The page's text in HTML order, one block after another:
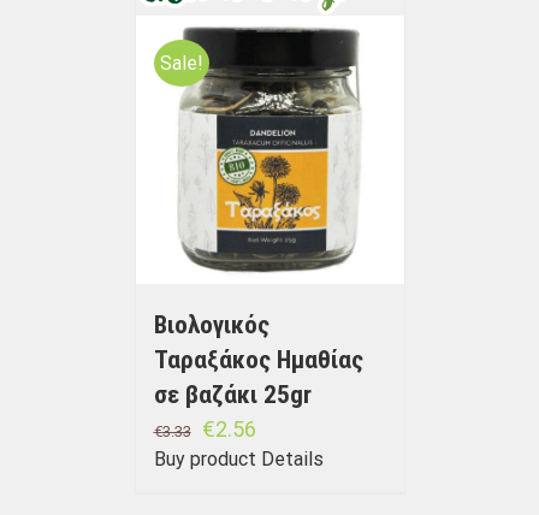
Sale!
Βιολογικός
Ταραξάκος Ημαθίας
σε βαζάκι 25gr
€3.33 €2.56
Buy product Details